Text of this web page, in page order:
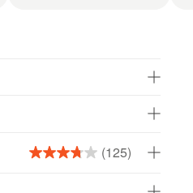
(125)
3.7